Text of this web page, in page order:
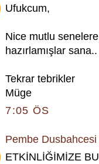
Ufukcum,
Nice mutlu
hazırlamışlar sana..
Tekrar tebrikler
Müge
7:05 ÖS
Pembe Dusbahcesi
ETKİNLİĞİMİZE